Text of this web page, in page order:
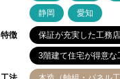
静岡 愛知
特徴 保証が充実した工務店
3階建て住宅が得意な